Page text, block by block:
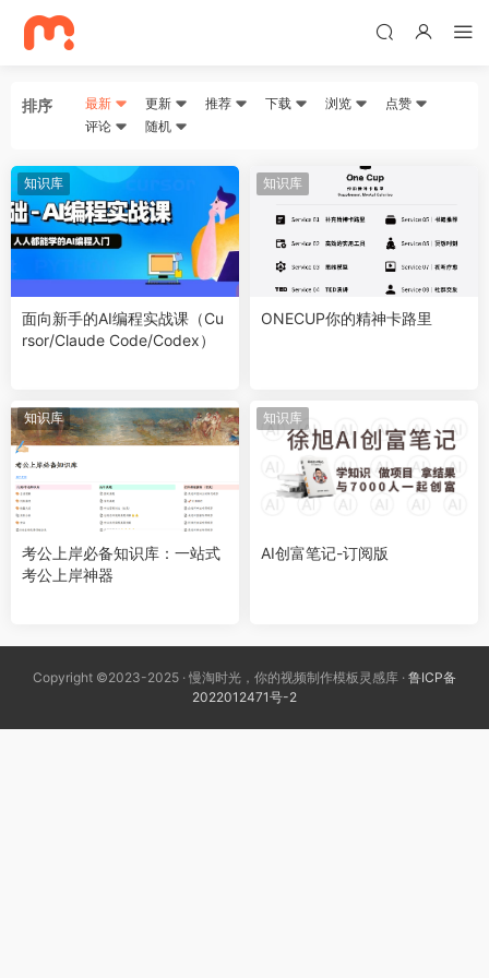
排序 最新 更新 推荐 下载 浏览
点赞
评论
随机
知识库
面向新手的AI编程实战课（Cu
rsor/Claude Code/Codex）
知识库
ONECUP你的精神卡路里
知识库
考公上岸必备知识库：一站式
考公上岸神器
知识库
AI创富笔记-订阅版
Copyright ©2023-2025 · 慢淘时光，你的视频制作模板灵感库 · 鲁ICP备
2022012471号-2